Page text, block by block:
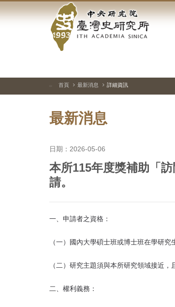
到
中
央
研
院-
灣
史
研
究
所-
首
頁
::: 首頁 最新消息 詳細資訊
最新消息
日期：2026-05-06
本所115年度獎補助「
請。
一、申請者之資格：
（一）國內大學碩士班或博士班在學研
（二）研究主題須與本所研究領域接近，
二、權利義務：